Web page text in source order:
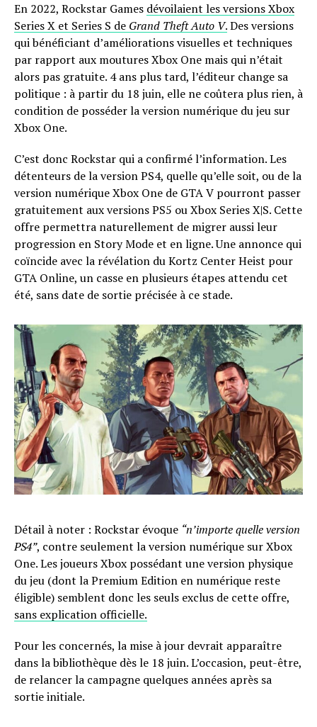
En 2022, Rockstar Games dévoilaient les versions Xbox
Series X et Series S de Grand Theft Auto V.Des versions
qui bénéficiant d’améliorations visuelles et techniques
par rapport aux moutures Xbox One mais qui n’était
alors pas gratuite. 4 ans plus tard, l’éditeur change sa
politique : à partir du 18 juin, elle ne coûtera plus rien, à
condition de posséder la version numérique du jeu sur
Xbox One.
C’est donc Rockstar qui a confirmé l’information. Les
détenteurs de la version PS4, quelle qu’elle soit, ou de la
version numérique Xbox One de GTA V pourront passer
gratuitement aux versions PS5 ou Xbox Series X|S. Cette
offre permettra naturellement de migrer aussi leur
progression en Story Mode et en ligne. Une annonce qui
coïncide avec la révélation du Kortz Center Heist pour
GTA Online, un casse en plusieurs étapes attendu cet
été, sans date de sortie précisée à ce stade.
Détail à noter : Rockstar évoque “n’importe quelle version
PS4”, contre seulement la version numérique sur Xbox
One. Les joueurs Xbox possédant une version physique
du jeu (dont la Premium Edition en numérique reste
éligible) semblent donc les seuls exclus de cette offre,
sans explication officielle.
Pour les concernés, la mise à jour devrait apparaître
dans la bibliothèque dès le 18 juin. L’occasion, peut-être,
de relancer la campagne quelques années après sa
sortie initiale.